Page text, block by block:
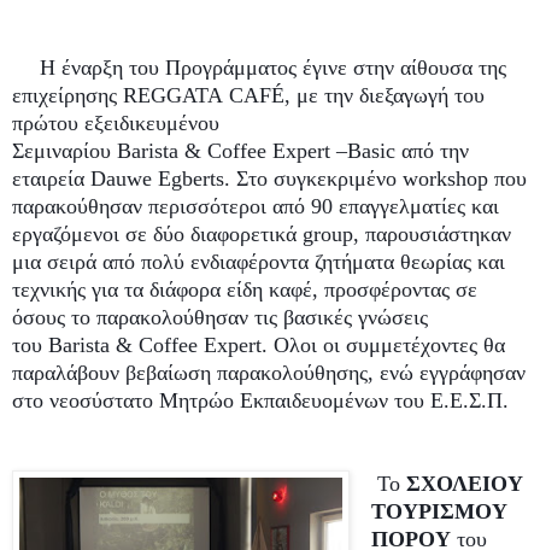
Η έναρξη του Προγράμματος έγινε στην αίθουσα της
επιχείρησης REGGATA CAFÉ, με την διεξαγωγή του
πρώτου εξειδικευμένου
Σεμιναρίου Barista & Coffee Expert –Basic από την
εταιρεία Dauwe Egberts. Στο συγκεκριμένο workshop που
παρακούθησαν περισσότεροι από 90 επαγγελματίες και
εργαζόμενοι σε δύο διαφορετικά group, παρουσιάστηκαν
μια σειρά από πολύ ενδιαφέροντα ζητήματα θεωρίας και
τεχνικής για τα διάφορα είδη καφέ, προσφέροντας σε
όσους το παρακολούθησαν τις βασικές γνώσεις
του Barista & Coffee Expert. Ολοι οι συμμετέχοντες θα
παραλάβουν βεβαίωση παρακολούθησης, ενώ εγγράφησαν
στο νεοσύστατο Μητρώο Εκπαιδευομένων του Ε.Ε.Σ.Π.
To ΣΧΟΛΕΙΟΥ
ΤΟΥΡΙΣΜΟΥ
ΠΟΡΟΥ του